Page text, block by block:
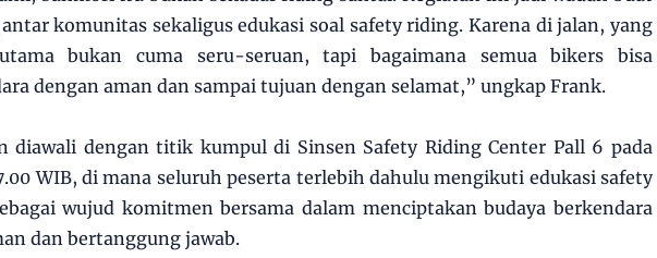
komunitas sekaligus edukasi soal safety riding. Karena di jalan, yang
bukan cuma seru-seruan, tapi bagaimana semua bikers bisa
dengan aman dan sampai tujuan dengan selamat,” ungkap Frank.
diawali dengan titik kumpul di Sinsen Safety Riding Center Pall 6 pada
WIB, di mana seluruh peserta terlebih dahulu mengikuti edukasi safety
wujud komitmen bersama dalam menciptakan budaya berkendara
dan bertanggung jawab.